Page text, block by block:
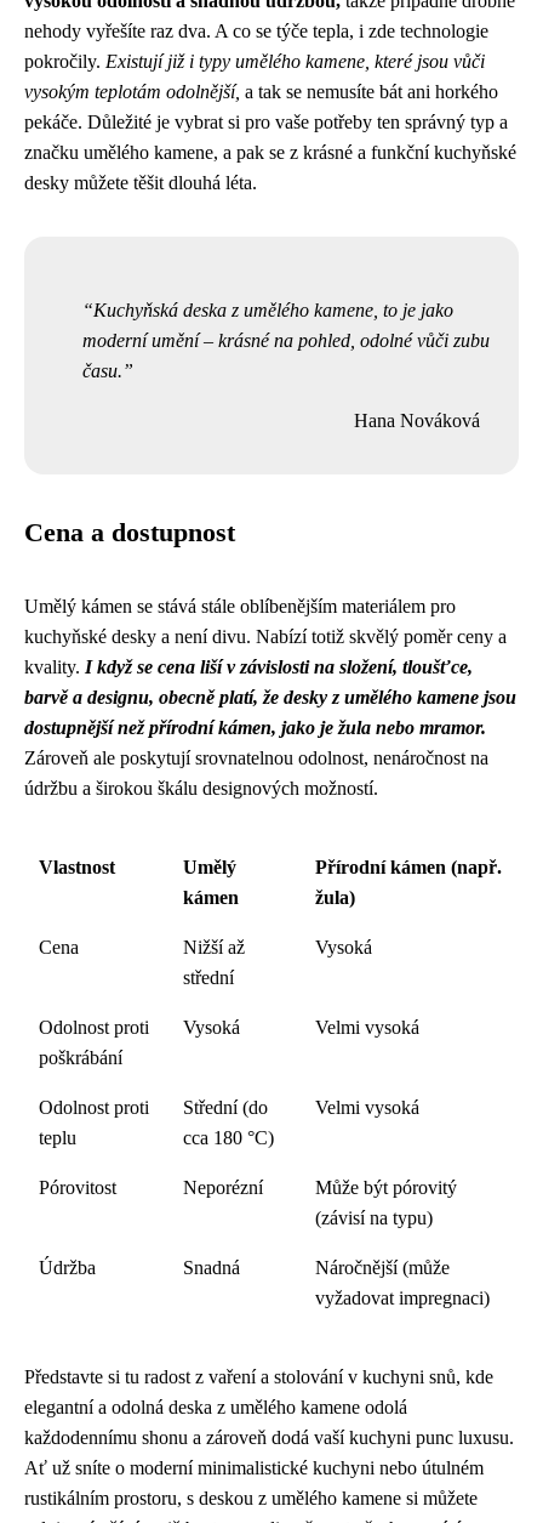
nehody vyřešíte raz dva. A co se týče tepla, i zde technologie
pokročily. Existují již i typy umělého kamene, které jsou vůči
vysokým teplotám odolnější, a tak se nemusíte bát ani horkého
pekáče. Důležité je vybrat si pro vaše potřeby ten správný typ a
značku umělého kamene, a pak se z krásné a funkční kuchyňské
desky můžete těšit dlouhá léta.
Kuchyňská deska z umělého kamene, to je jako
moderní umění – krásné na pohled, odolné vůči zubu
času.
Hana Nováková
Cena a dostupnost
Umělý kámen se stává stále oblíbenějším materiálem pro
kuchyňské desky a není divu. Nabízí totiž skvělý poměr ceny a
kvality. I když se cena liší v závislosti na složení, tloušťce,
barvě a designu, obecně platí, že desky z umělého kamene jsou
dostupnější než přírodní kámen, jako je žula nebo mramor.
Zároveň ale poskytují srovnatelnou odolnost, nenáročnost na
údržbu a širokou škálu designových možností.
Vlastnost
Umělý
kámen
Přírodní kámen (např.
žula)
Cena
Nižší až
střední
Vysoká
Odolnost proti
poškrábání
Vysoká Velmi vysoká
Odolnost proti
teplu
Střední (do
cca 180 °C)
Velmi vysoká
Pórovitost Neporézní
Může být pórovitý
(závisí na typu)
Údržba Snadná
Náročnější (může
vyžadovat impregnaci)
Představte si tu radost z vaření a stolování v kuchyni snů, kde
elegantní a odolná deska z umělého kamene odolá
každodennímu shonu a zároveň dodá vaší kuchyni punc luxusu.
Ať už sníte o moderní minimalistické kuchyni nebo útulném
rustikálním prostoru, s deskou z umělého kamene si můžete